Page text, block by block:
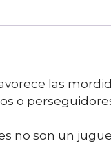
las
o
no son un